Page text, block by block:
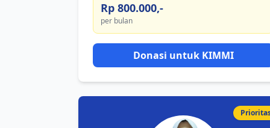
Rp 800.000,-
per bulan
Donasi untuk KIMMI